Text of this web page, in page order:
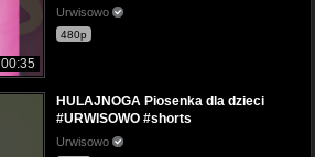
00:35
Urwisowo
480p
HULAJNOGA Piosenka dla dzieci
#URWISOWO #shorts
Urwisowo